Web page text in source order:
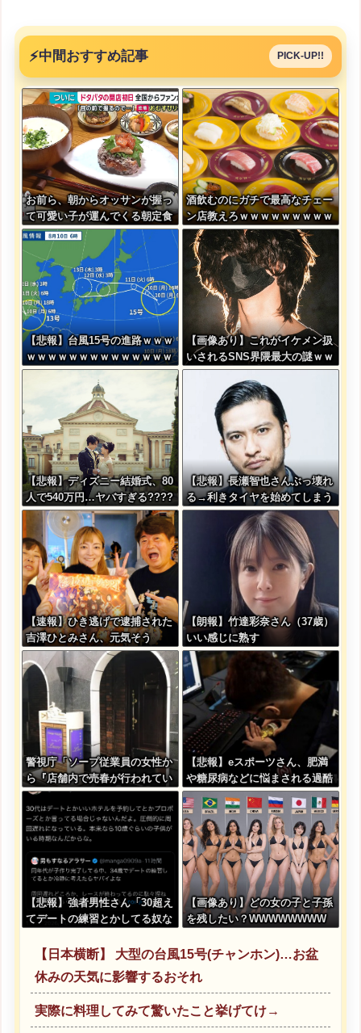
⚡中間おすすめ記事 PICK-UP!!
お前ら、朝からオッサンが握っ
て可愛い子が運んでくる朝定食
（2200円）頼める？
酒飲むのにガチで最高なチェー
ン店教えろｗｗｗｗｗｗｗｗｗ
ｗ
【悲報】台風15号の進路ｗｗｗ
ｗｗｗｗｗｗｗｗｗｗｗｗｗｗ
【画像あり】これがイケメン扱
いされるSNS界隈最大の謎ｗｗ
ｗｗｗｗｗｗｗｗｗｗｗｗｗｗ
【悲報】ディズニー結婚式、80
人で540万円…ヤバすぎる????
【悲報】長瀬智也さんぶっ壊れ
る→利きタイヤを始めてしまう
ｗｗｗｗｗ
【速報】ひき逃げで逮捕された
吉澤ひとみさん、元気そう
【朗報】竹達彩奈さん（37歳）
いい感じに熟す
警視庁「ソープ従業員の女性か
ら『店舗内で売春が行われてい
る』との通報があった」→関係
者芋づる逮捕・・・
【悲報】eスポーツさん、肥満
や糖尿病などに悩まされる過酷
なスポーツだった・・・
【悲報】強者男性さん「30超え
てデートの練習とかしてる奴な
いるぞ」→
【画像あり】どの女の子と子孫
を残したい？WWWWWWWW
WWWWWWWWWWWWWWW
WWWWWWW
【日本横断】 大型の台風15号(チャンホン)…お盆
休みの天気に影響するおそれ
実際に料理してみて驚いたこと挙げてけ→